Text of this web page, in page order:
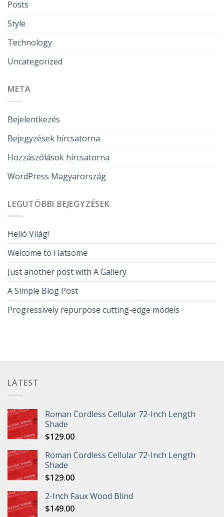
Posts
Style
Technology
Uncategorized
META
Bejelentkezés
Bejegyzések hírcsatorna
Hozzászólások hírcsatorna
WordPress Magyarország
LEGUTÓBBI BEJEGYZÉSEK
Helló Világ!
Welcome to Flatsome
Just another post with A Gallery
A Simple Blog Post
Progressively repurpose cutting-edge models
LATEST
Roman Cordless Cellular 72-Inch Length
Shade
$129.00
Roman Cordless Cellular 72-Inch Length
Shade
$129.00
2-Inch Faux Wood Blind
$149.00